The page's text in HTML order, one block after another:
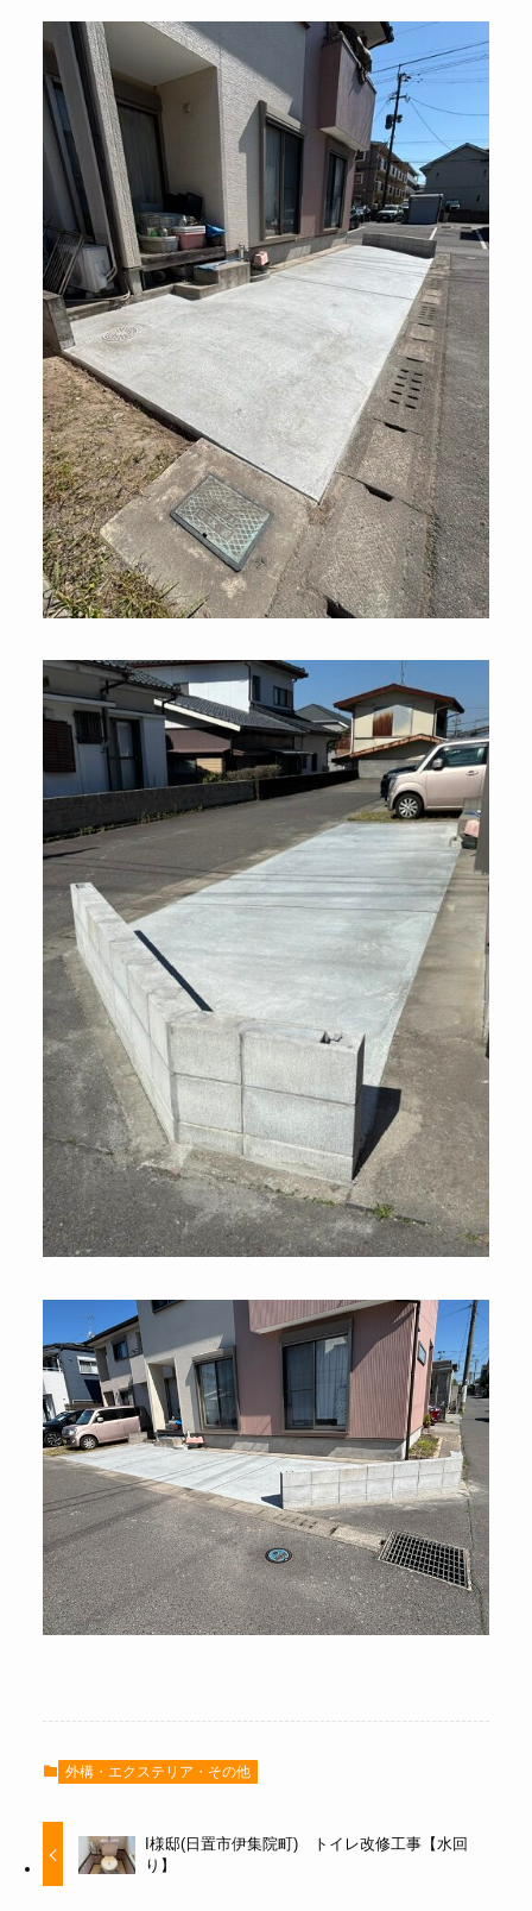
外構・エクステリア・その他
I様邸(日置市伊集院町) トイレ改修工事【水回
り】